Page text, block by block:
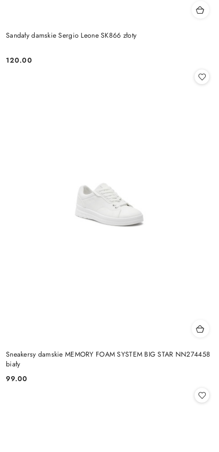
Sandały damskie Sergio Leone SK866 złoty
Cena:
120.00
Sneakersy damskie MEMORY FOAM SYSTEM BIG STAR NN274458
biały
Cena:
99.00